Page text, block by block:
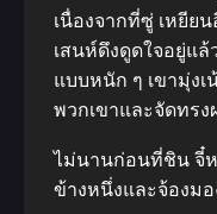
เนื่องจากที่ซู่ เหยีย
เสนห์ดึงดูดใจอยู่แ
แบบหนัก ๆ เขามุ่ง
พวกเขาและจัดทร
ไม่นานก่อนที่ชิน จี๋
ข้างหนึ่งและจ้องม